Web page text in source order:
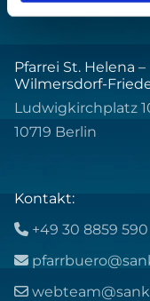
Pfarrei St. Helena –
Wilmersdorf-
Ludwigkirchplatz
10719 Berlin
Kontakt:
 +49 30 8859 590

